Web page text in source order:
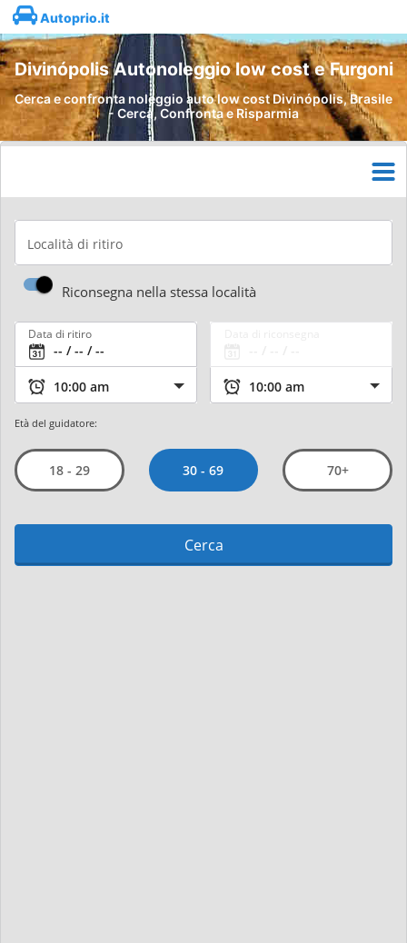
Autoprio.it
Divinópolis Autonoleggio low cost e Furgoni
Cerca e confronta noleggio auto low cost Divinópolis, Brasile
- Cerca, Confronta e Risparmia
Località di ritiro
Riconsegna nella stessa località
Data di ritiro
Età del guidatore:
18 - 29 30 - 69 70+
Cerca